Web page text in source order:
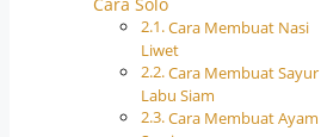
Cara Membuat Nasi
Liwet
Cara Membuat Sayur
Labu Siam
Cara Membuat Ayam